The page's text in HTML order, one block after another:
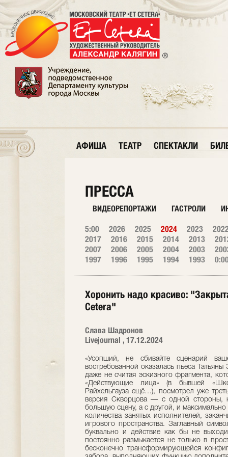
АФИША ТЕАТР СПЕКТАКЛИ
ПРЕССА
ВИДЕОРЕПОРТАЖИ ГАСТРОЛИ
5:00 2026 2025 2024 2023
2017
2016 2015 2014 2013
2007
2006 2005 2004 2003
1997
1996 1995 1994 1993
Хоронить надо красиво:
Ceterа"
Слава Шадронов
Livejournal , 17.12.2024
«Усопший, не сбивайте сценарий
востребованной оказалась пьеса
даже не считая эскизного фрагмента,
«Действующие лица» (в бывшей
Райхельгауза ещё…), посмотрел уже
версия Скворцова — с одной стороны,
большую сцену, а с другой, и
количества занятых исполнителей,
игрового пространства. Заглавный
буквально и действие как бы не
постоянно размыкается не только в
бесконечно трансформирующейся